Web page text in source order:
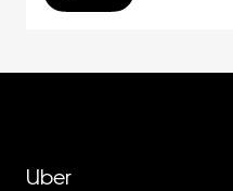
Uber